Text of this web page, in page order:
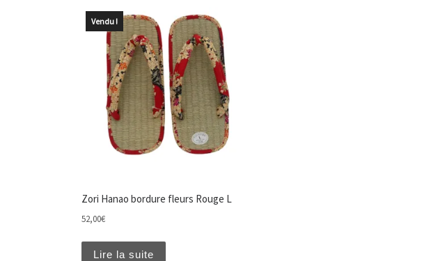
Vendu !
Zori Hanao bordure fleurs Rouge L
52,00€
Lire la suite